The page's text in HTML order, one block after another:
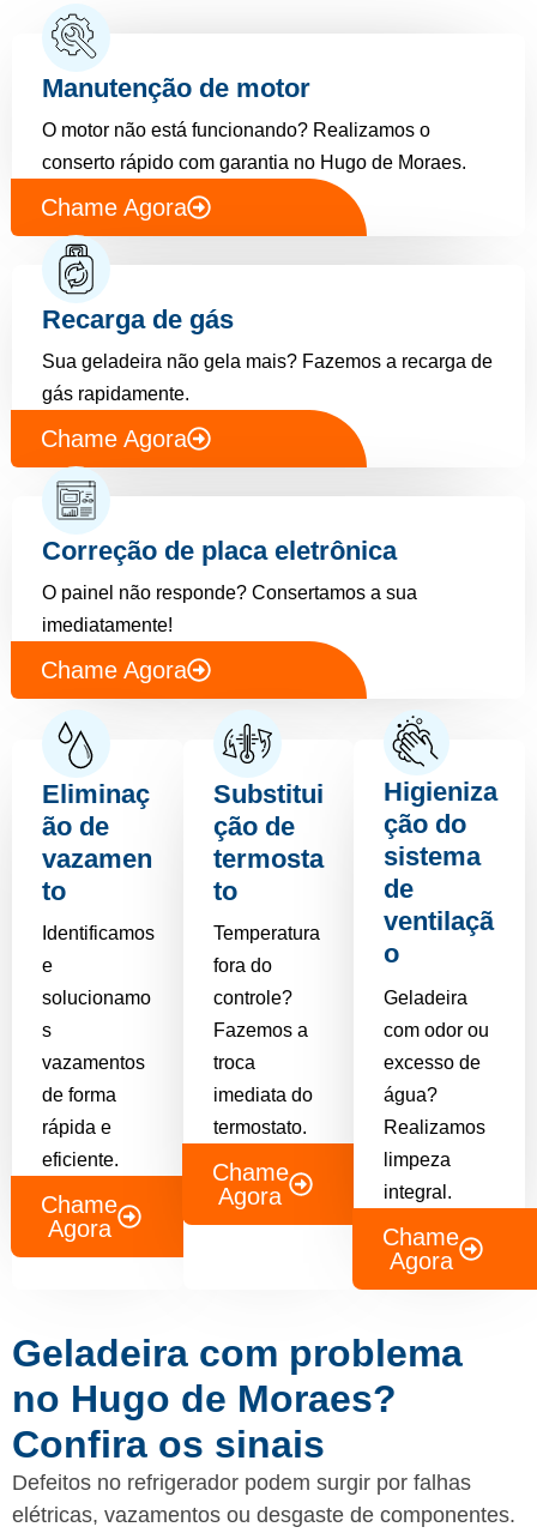
Manutenção de motor
O motor não está funcionando? Realizamos o
conserto rápido com garantia no Hugo de Moraes.
Chame Agora
Recarga de gás
Sua geladeira não gela mais? Fazemos a recarga de
gás rapidamente.
Chame Agora
Correção de placa eletrônica
O painel não responde? Consertamos a sua
imediatamente!
Chame Agora
Eliminaç
ão de
vazamen
to
Identificamos
e
solucionamo
s
vazamentos
de forma
rápida e
eficiente.
Chame
Agora
Substitui
ção de
termosta
to
Temperatura
fora do
controle?
Fazemos a
troca
imediata do
termostato.
Chame
Agora
Higieniza
ção do
sistema
de
ventilaçã
o
Geladeira
com odor ou
excesso de
água?
Realizamos
limpeza
integral.
Chame
Agora
Geladeira com problema
no Hugo de Moraes?
Confira os sinais
Defeitos no refrigerador podem surgir por falhas
elétricas, vazamentos ou desgaste de componentes.